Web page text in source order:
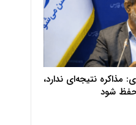
مذاکره نتیجه‌ای ندارد،
شود